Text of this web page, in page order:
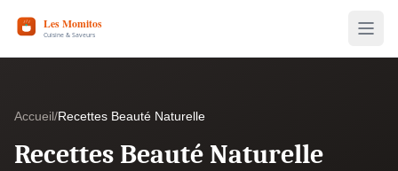
Accueil/Recettes Beauté Naturelle
Recettes Beauté Naturelle